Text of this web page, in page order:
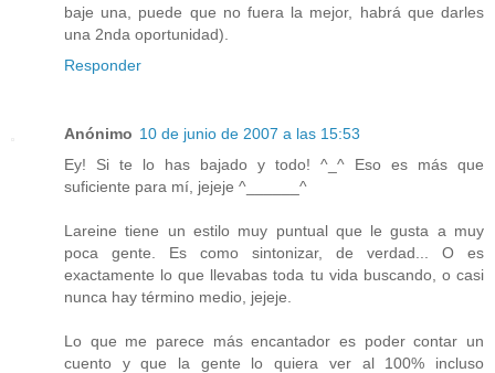
baje una, puede que no fuera la mejor, habrá que darles
una 2nda oportunidad).
Responder
Anónimo 10 de junio de 2007 a las 15:53
Ey! Si te lo has bajado y todo! ^_^ Eso es más que
suficiente para mí, jejeje ^______^
Lareine tiene un estilo muy puntual que le gusta a muy
poca gente. Es como sintonizar, de verdad... O es
exactamente lo que llevabas toda tu vida buscando, o casi
nunca hay término medio, jejeje.
Lo que me parece más encantador es poder contar un
cuento y que la gente lo quiera ver al 100% incluso